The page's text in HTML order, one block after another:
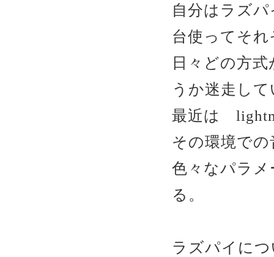
自分はラズ
台使ってそ
日々どの方
うか迷走し
最近は
その環境で
色々なパラ
る。
ラズパイに